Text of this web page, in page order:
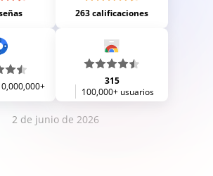
263 calificaciones
315
100,000+ usuarios
2 de junio de 2026